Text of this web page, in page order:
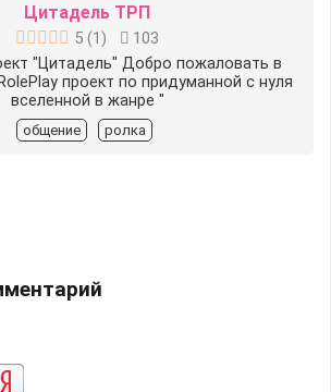
Цитадель ТРП
5 (1 )
103
"Цитадель" Добро пожаловать в
проект по придуманной с нуля
вселенной в жанре "
общение ролка